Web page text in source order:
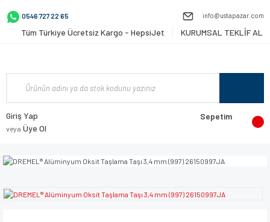
0546 727 22 65 info@ustapazar.com
Tüm Türkiye Ücretsiz Kargo - HepsiJet KURUMSAL TEKLİF AL
Giriş Yap
veya Üye Ol
Sepetim